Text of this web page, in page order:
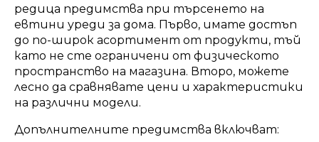
редица предимства при търсенето на
евтини уреди за дома. Първо, имате достъп
до по-широк асортимент от продукти, тъй
като не сте ограничени от физическото
пространство на магазина. Второ, можете
лесно да сравнявате цени и характеристики
на различни модели.
Допълнителните предимства включват: